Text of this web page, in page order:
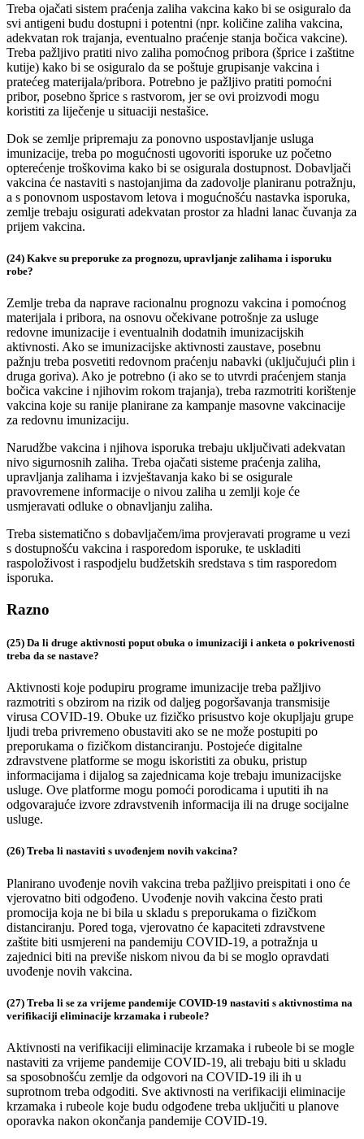
Treba ojačati sistem praćenja zaliha vakcina kako bi se osiguralo da
svi antigeni budu dostupni i potentni (npr. količine zaliha vakcina,
adekvatan rok trajanja, eventualno praćenje stanja bočica vakcine).
Treba pažljivo pratiti nivo zaliha pomoćnog pribora (šprice i zaštitne
kutije) kako bi se osiguralo da se poštuje grupisanje vakcina i
pratećeg materijala/pribora. Potrebno je pažljivo pratiti pomoćni
pribor, posebno šprice s rastvorom, jer se ovi proizvodi mogu
koristiti za liječenje u situaciji nestašice.
Dok se zemlje pripremaju za ponovno uspostavljanje usluga
imunizacije, treba po mogućnosti ugovoriti isporuke uz početno
opterećenje troškovima kako bi se osigurala dostupnost. Dobavljači
vakcina će nastaviti s nastojanjima da zadovolje planiranu potražnju,
a s ponovnom uspostavom letova i mogućnošću nastavka isporuka,
zemlje trebaju osigurati adekvatan prostor za hladni lanac čuvanja za
prijem vakcina.
(24) Kakve su preporuke za prognozu, upravljanje zalihama i isporuku
robe?
Zemlje treba da naprave racionalnu prognozu vakcina i pomoćnog
materijala i pribora, na osnovu očekivane potrošnje za usluge
redovne imunizacije i eventualnih dodatnih imunizacijskih
aktivnosti. Ako se imunizacijske aktivnosti zaustave, posebnu
pažnju treba posvetiti redovnom praćenju nabavki (uključujući plin i
druga goriva). Ako je potrebno (i ako se to utvrdi praćenjem stanja
bočica vakcine i njihovim rokom trajanja), treba razmotriti korištenje
vakcina koje su ranije planirane za kampanje masovne vakcinacije
za redovnu imunizaciju.
Narudžbe vakcina i njihova isporuka trebaju uključivati adekvatan
nivo sigurnosnih zaliha. Treba ojačati sisteme praćenja zaliha,
upravljanja zalihama i izvještavanja kako bi se osigurale
pravovremene informacije o nivou zaliha u zemlji koje će
usmjeravati odluke o obnavljanju zaliha.
Treba sistematično s dobavljačem/ima provjeravati programe u vezi
s dostupnošću vakcina i rasporedom isporuke, te uskladiti
raspoloživost i raspodjelu budžetskih sredstava s tim rasporedom
isporuka.
Razno
(25) Da li druge aktivnosti poput obuka o imunizaciji i anketa o pokrivenosti
treba da se nastave?
Aktivnosti koje podupiru programe imunizacije treba pažljivo
razmotriti s obzirom na rizik od daljeg pogoršavanja transmisije
virusa COVID-19. Obuke uz fizičko prisustvo koje okupljaju grupe
ljudi treba privremeno obustaviti ako se ne može postupiti po
preporukama o fizičkom distanciranju. Postojeće digitalne
zdravstvene platforme se mogu iskoristiti za obuku, pristup
informacijama i dijalog sa zajednicama koje trebaju imunizacijske
usluge. Ove platforme mogu pomoći porodicama i uputiti ih na
odgovarajuće izvore zdravstvenih informacija ili na druge socijalne
usluge.
(26) Treba li nastaviti s uvođenjem novih vakcina?
Planirano uvođenje novih vakcina treba pažljivo preispitati i ono će
vjerovatno biti odgođeno. Uvođenje novih vakcina često prati
promocija koja ne bi bila u skladu s preporukama o fizičkom
distanciranju. Pored toga, vjerovatno će kapaciteti zdravstvene
zaštite biti usmjereni na pandemiju COVID-19, a potražnja u
zajednici biti na previše niskom nivou da bi se moglo opravdati
uvođenje novih vakcina.
(27) Treba li se za vrijeme pandemije COVID-19 nastaviti s aktivnostima na
verifikaciji eliminacije krzamaka i rubeole?
Aktivnosti na verifikaciji eliminacije krzamaka i rubeole bi se mogle
nastaviti za vrijeme pandemije COVID-19, ali trebaju biti u skladu
sa sposobnošću zemlje da odgovori na COVID-19 ili ih u
suprotnom treba odgoditi. Sve aktivnosti na verifikaciji eliminacije
krzamaka i rubeole koje budu odgođene treba uključiti u planove
oporavka nakon okončanja pandemije COVID-19.